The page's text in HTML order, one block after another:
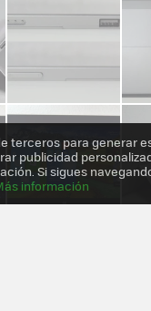
terceros para generar
publicidad
Si sigues
información